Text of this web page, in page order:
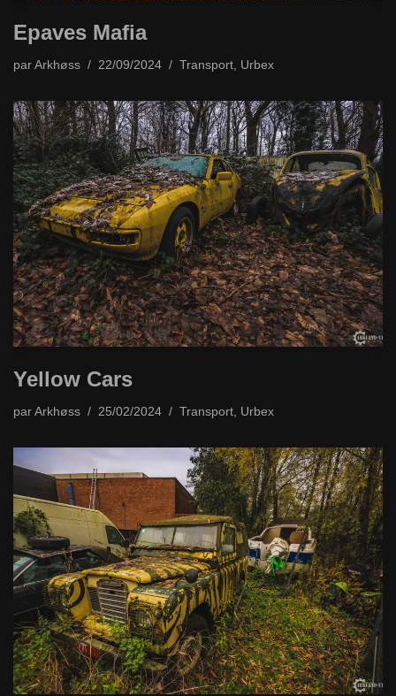
Epaves Mafia
par Arkhøss 22/09/2024 Transport Urbex
Yellow Cars
par Arkhøss 25/02/2024 Transport, Urbex